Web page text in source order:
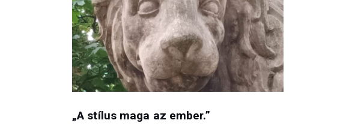
„A stílus maga az ember.”